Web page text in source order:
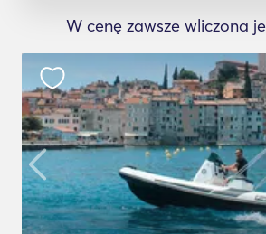
W cenę zawsze wliczona